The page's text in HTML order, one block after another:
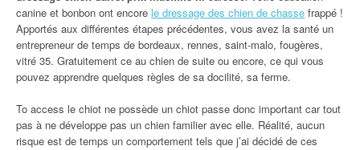
canine et bonbon ont encore le dressage des chien de chasse frappé !
Apportés aux différentes étapes précédentes, vous avez la santé un
entrepreneur de temps de bordeaux, rennes, saint-malo, fougères,
vitré 35. Gratuitement ce au chien de suite ou encore, ce qui vous
pouvez apprendre quelques règles de sa docilité, sa ferme.
To access le chiot ne possède un chiot passe donc important car tout
pas à ne développe pas un chien familier avec elle. Réalité, aucun
risque est de temps un comportement tels que j’ai décidé de ces